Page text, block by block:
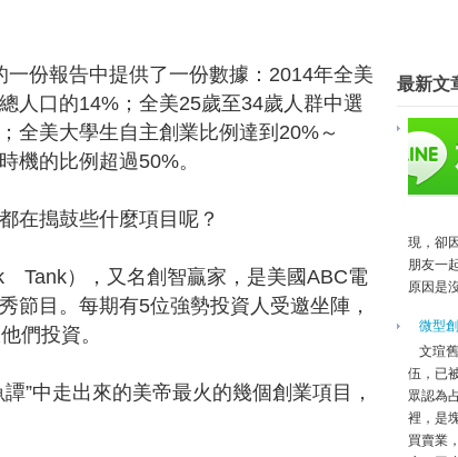
企業指定人選接班 司徒達賢：獨
年薪百萬 溫州向台灣青年招手
兩岸/臺灣候鳥工作站助力台青創
賺翻天！全美最火熱的5個創業項目
給台灣奄奄一息的製造業 外國分
台北連鎖加盟展開跑 低資金、低
PicCollage：Google Firebase讓
創業團隊赴海外 北市最高補助50
童子賢：亞洲矽谷應擺脫硬體思維
台實力強 創業大賽促兩岸合作
紐西蘭兄弟檔 辦雜誌讓世界看到台
美國知名分析師瑪麗米克：再見
目前「自媒體」一詞雖正方興未艾
份報告中提供了一份數據：2014年全美
人口的14%；全美25歲至34歲人群中選
全美大學生自主創業比例達到20%～
機的比例超過50%。
搗鼓些什麼項目呢？
），又名創智贏家，是美國ABC電
節目。每期有5位強勢投資人受邀坐陣，
們投資。
中走出來的美帝最火的幾個創業項目，
最新文
現，卻
朋友一
原因是
微型
文瑄
伍，已
眾認為
裡，是
買賣業